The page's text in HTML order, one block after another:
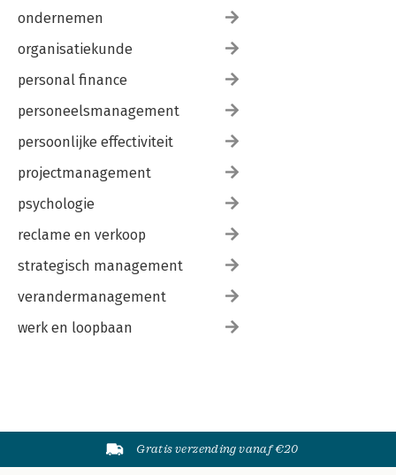
ondernemen
organisatiekunde
personal finance
personeelsmanagement
persoonlijke effectiviteit
projectmanagement
psychologie
reclame en verkoop
strategisch management
verandermanagement
werk en loopbaan
Gratis verzending vanaf €20